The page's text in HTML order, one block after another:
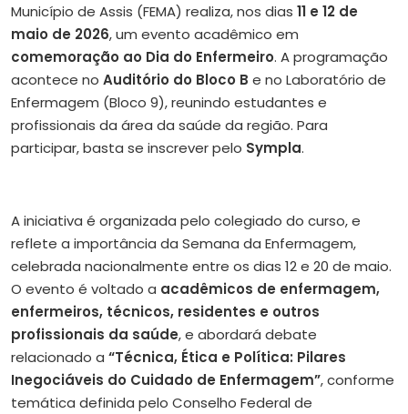
Município de Assis (FEMA) realiza, nos dias 11 e 12 de
maio de 2026, um evento acadêmico em
comemoração ao Dia do Enfermeiro. A programação
acontece no Auditório do Bloco B e no Laboratório de
Enfermagem (Bloco 9), reunindo estudantes e
profissionais da área da saúde da região. Para
participar, basta se inscrever pelo Sympla.
A iniciativa é organizada pelo colegiado do curso, e
reflete a importância da Semana da Enfermagem,
celebrada nacionalmente entre os dias 12 e 20 de maio.
O evento é voltado a acadêmicos de enfermagem,
enfermeiros, técnicos, residentes e outros
profissionais da saúde, e abordará debate
relacionado a “Técnica, Ética e Política: Pilares
Inegociáveis do Cuidado de Enfermagem”, conforme
temática definida pelo Conselho Federal de